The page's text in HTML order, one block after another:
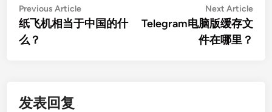
文
章
导
Previous ArticlePrevious
article:
纸飞机相当于中国的什
么？
Next Article
Telegram电脑版缓存文
件在哪里？
发表回复